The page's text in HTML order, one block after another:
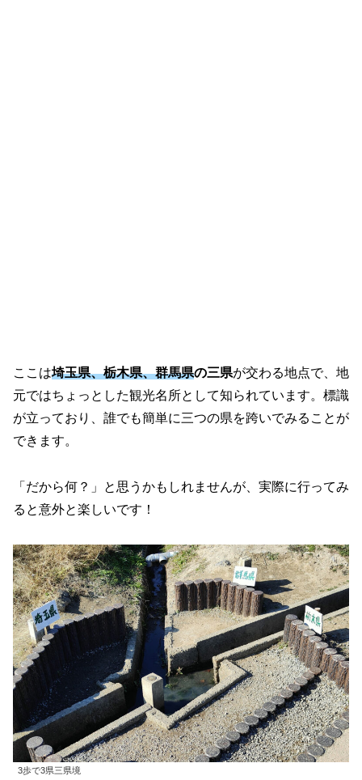
ここは埼玉県、栃木県、群馬県の三県が交わる地点で、地
元ではちょっとした観光名所として知られています。標識
が立っており、誰でも簡単に三つの県を跨いでみることが
できます。
「だから何？」と思うかもしれませんが、実際に行ってみ
ると意外と楽しいです！
3歩で3県三県境